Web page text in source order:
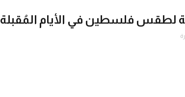
لطقس فلسطين في الأيام المُقبلة